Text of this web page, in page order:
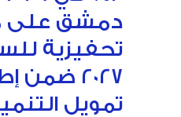
دمشق
تحفيزية
2027
تمويل